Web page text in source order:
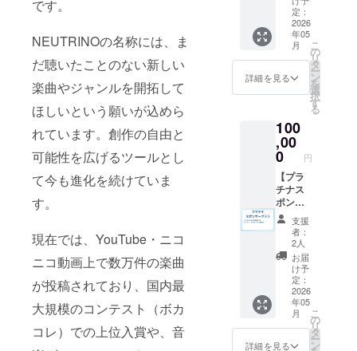
です。
NEUTRINOの名称には、ま
だ聴いたことのない新しい
楽曲やジャンルを開拓して
ほしいという願いが込めら
れています。創作の自由と
可能性を広げるツールとし
て今も進化を続けていま
す。
現在では、YouTube・ニコ
ニコ動画上で数万件の楽曲
が投稿されており、国内最
大規模のコンテスト（ボカ
コレ）での上位入賞や、音
フトウェア
はフリー
ウェアで
す。楽譜か
ら発声タイ
質・声のか
すれ具合な
どを歌声生
成AIで推定し
ます。上記
の推定され
たパラメー
タを元に
vocoderで音
声を合成し
ます。
NEUTRINO
欄に希
望され
るお名
前をご
記入く
ださ
（ニッ
クネー
ム）を
掲載し
ます。
支援
望され
るお名
前をご
記入く
ださ
い。
内容す
べて ・
ホーム
ページ
にクレ
ジット
掲載(中)
※掲載方
字の
み、ロ
ゴ／バ
ナーの
掲載は
不可 ※
支援
時、必
ず備考
欄に掲
載を希
望され
るお名
前をご
記入く
ださ
い。
定：
2026
年05
月
詳細を見る
こ
の
リ
タ
ー
ン
を
選
択
す
る
100
,00
0 円
【プラ
チナス
ポン
サープ
ラン】
・デジ
タルプ
ランの
内容す
べて ・
ホーム
ページ
にクレ
ジット
支援
者：
2人
お届
け予
定：
2026
年05
月
詳細を見る
こ
の
リ
タ
ー
ン